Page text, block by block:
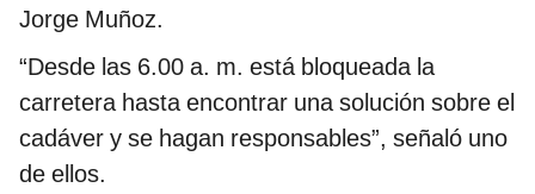
Jorge Muñoz.
“Desde las 6.00 a. m. está bloqueada la
carretera hasta encontrar una solución sobre el
cadáver y se hagan responsables”, señaló uno
de ellos.